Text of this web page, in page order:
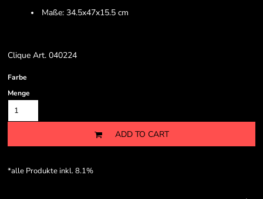
Maße: 34.5x47x15.5 cm
Clique Art. 040224
Farbe
Menge
ADD TO CART
*alle Produkte inkl. 8.1%